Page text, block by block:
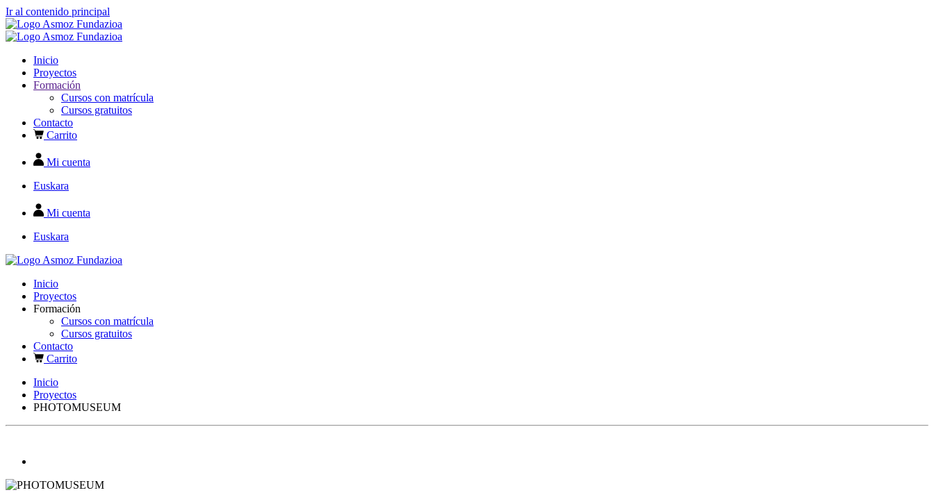
Ir al contenido principal
Inicio
Proyectos
Formación
Cursos con matrícula
Cursos gratuitos
Contacto
Carrito
Mi cuenta
Euskara
Mi cuenta
Euskara
Inicio
Proyectos
Formación
Cursos con matrícula
Cursos gratuitos
Contacto
Carrito
Inicio
Proyectos
PHOTOMUSEUM